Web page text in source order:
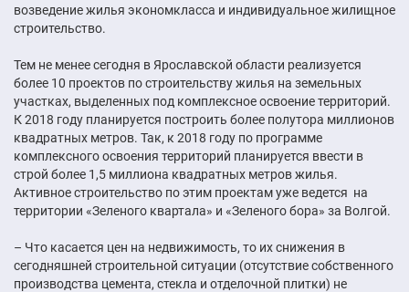
возведение жилья экономкласса и индивидуальное жилищное
строительство.
Тем не менее сегодня в Ярославской области реализуется
более 10 проектов по строительству жилья на земельных
участках, выделенных под комплексное освоение территорий.
К 2018 году планируется построить более полутора миллионов
квадратных метров. Так, к 2018 году по программе
комплексного освоения территорий планируется ввести в
строй более 1,5 миллиона квадратных метров жилья.
Активное строительство по этим проектам уже ведется на
территории «Зеленого квартала» и «Зеленого бора» за Волгой.
– Что касается цен на недвижимость, то их снижения в
сегодняшней строительной ситуации (отсутствие собственного
производства цемента, стекла и отделочной плитки) не